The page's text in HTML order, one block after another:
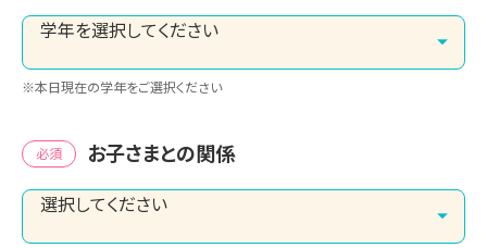
※本日現在の学年をご選択ください
必須 お子さまとの関係